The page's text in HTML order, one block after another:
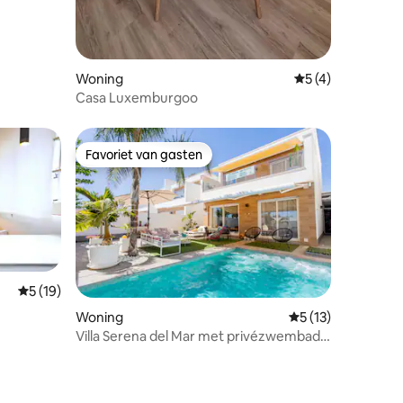
Woning Gemiddelde
5 (4)
Casa Luxemburgoo
Gemiddelde beoordeling van 5 uit 5, 19 recensies
5 (19)
Favoriet van gasten
Favoriet van gasten
Woning Gemiddelde
5 (13)
Villa Serena del Mar met privézwembad